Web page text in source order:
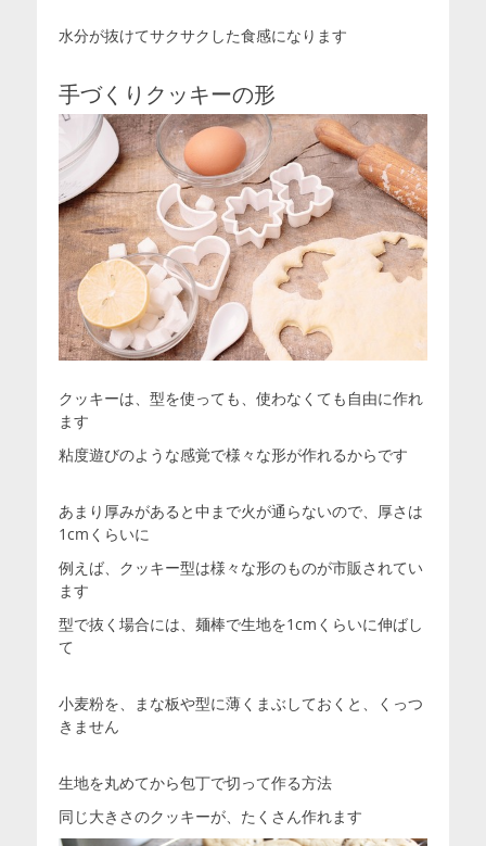
水分が抜けてサクサクした食感になります
手づくりクッキーの形
クッキーは、型を使っても、使わなくても自由に作れ
ます
粘度遊びのような感覚で様々な形が作れるからです
あまり厚みがあると中まで火が通らないので、厚さは
1cmくらいに
例えば、クッキー型は様々な形のものが市販されてい
ます
型で抜く場合には、麺棒で生地を1cmくらいに伸ばし
て
小麦粉を、まな板や型に薄くまぶしておくと、くっつ
きません
生地を丸めてから包丁で切って作る方法
同じ大きさのクッキーが、たくさん作れます